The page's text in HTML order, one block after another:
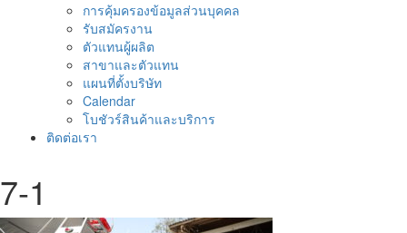
การคุ้มครองข้อมูลส่วนบุคคล
รับสมัครงาน
ตัวแทนผู้ผลิต
สาขาและตัวแทน
แผนที่ตั้งบริษัท
Calendar
โบชัวร์สินค้าและบริการ
ติดต่อเรา
7-1